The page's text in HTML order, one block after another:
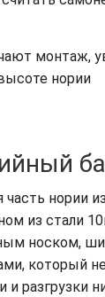
монтаж,
нории
часть нории
из стали
носком,
который
и разгрузки